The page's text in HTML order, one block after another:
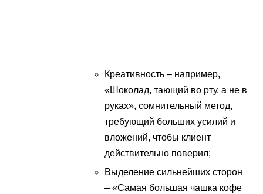
Креативность – например,
«Шоколад, тающий во рту, а не в
руках», сомнительный метод,
требующий больших усилий и
вложений, чтобы клиент
действительно поверил;
Выделение сильнейших сторон
– «Самая большая чашка кофе